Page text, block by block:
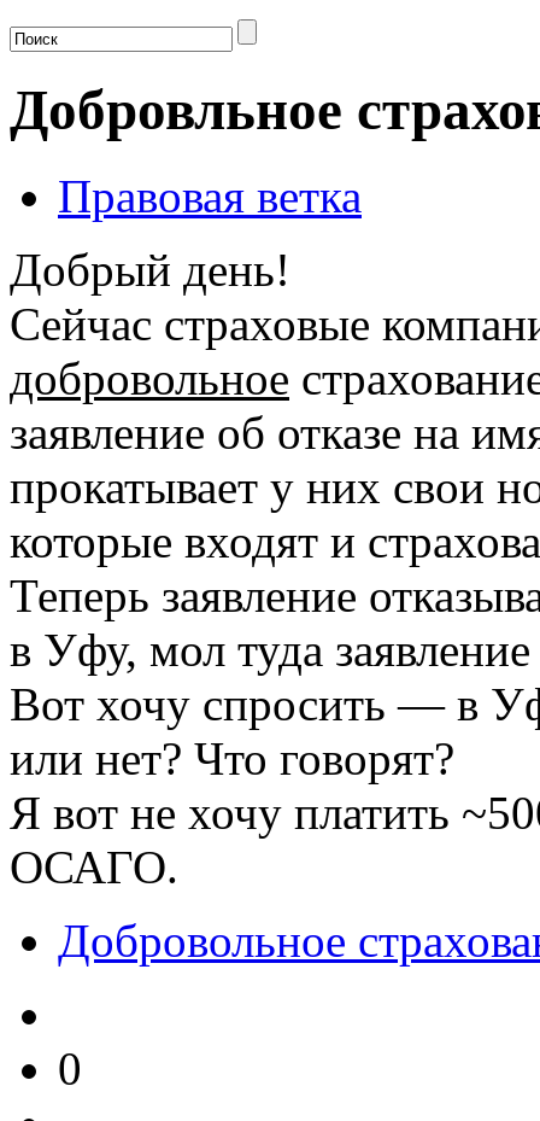
Добровльное
Правовая ветка
Добрый день!
Сейчас страховые
добровольное
заявление об отказе на
прокатывает у них свои
которые входят и
Теперь заявление
в Уфу, мол туда
Вот хочу спросить — в
или нет? Что говорят?
Я вот не хочу платить
ОСАГО.
Добровольное
0